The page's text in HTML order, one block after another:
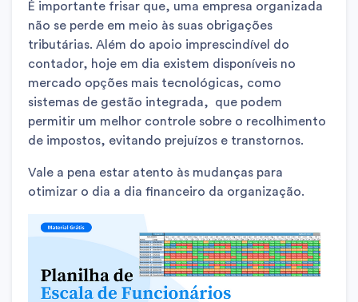
É importante frisar que, uma empresa organizada
não se perde em meio às suas obrigações
tributárias. Além do apoio imprescindível do
contador, hoje em dia existem disponíveis no
mercado opções mais tecnológicas, como
sistemas de gestão integrada, que podem
permitir um melhor controle sobre o recolhimento
de impostos, evitando prejuízos e transtornos.
Vale a pena estar atento às mudanças para
otimizar o dia a dia financeiro da organização.